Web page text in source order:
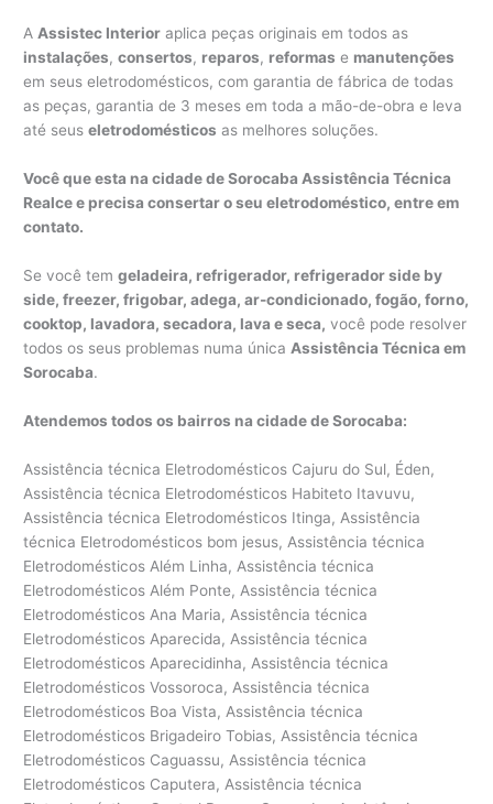
AAssistec Interior aplica peças originais em todos as
instalações,consertos, reparos, reformas e manutenções
em seus eletrodomésticos, com garantia de fábrica de todas
as peças, garantia de 3 meses em toda a mão-de-obra e leva
até seuseletrodomésticos as melhores soluções.
Você que esta na cidade de Sorocaba Assistência Técnica
Realce e precisa consertar o seu eletrodoméstico, entre em
contato.
Se você temgeladeira, refrigerador, refrigerador side by
side, freezer, frigobar, adega, ar-condicionado, fogão, forno,
cooktop, lavadora, secadora, lava e seca, você pode resolver
todos os seus problemas numa única Assistência Técnica em
Sorocaba.
Atendemos todos os bairros na cidade de Sorocaba:
Assistência técnica Eletrodomésticos Cajuru do Sul, Éden, Assistência técnica Eletrodomésticos Habiteto Itavuvu, Assistência técnica Eletrodomésticos Itinga, Assistência técnica Eletrodomésticos bom jesus, Assistência técnica Eletrodomésticos Além Linha, Assistência técnica Eletrodomésticos Além Ponte, Assistência técnica Eletrodomésticos Ana Maria, Assistência técnica Eletrodomésticos Aparecida, Assistência técnica Eletrodomésticos Aparecidinha, Assistência técnica Eletrodomésticos Vossoroca, Assistência técnica Eletrodomésticos Boa Vista, Assistência técnica Eletrodomésticos Brigadeiro Tobias, Assistência técnica Eletrodomésticos Caguassu, Assistência técnica Eletrodomésticos Caputera, Assistência técnica Eletrodomésticos Central Parque Sorocaba, Assistência técnica Eletrodomésticos Centro, Assistência técnica Eletrodomésticos Chácara Três Marias, Assistência técnica Eletrodomésticos Chácaras Reunidas São Jorge, Assistência técnica Eletrodomésticos Cidade Jardim, Assistência técnica Eletrodomésticos Condomínio Golden Park Residence, Assistência técnica Eletrodomésticos Condomínio Residencial Village D’Avignon, Assistência técnica Eletrodomésticos Condomínio Residencial Village Vert, Assistência técnica Eletrodomésticos Conjunto Habitacional Doutor Ulisses Guimarães, Assistência técnica Eletrodomésticos Conjunto Habitacional Herbert de Souza, Assistência técnica Eletrodomésticos Conjunto Habitacional Júlio de Mesquita Filho, Assistência técnica Eletrodomésticos Conjunto Habitacional Professor Benedicto Cleto, Assistência técnica Eletrodomésticos Conjunto Residencial Jardim Villagio Torino, Assistência técnica Eletrodomésticos Granja Olga I, Assistência técnica Eletrodomésticos Granja Olga II, Assistência técnica Eletrodomésticos Granja Olga III, Assistência técnica Eletrodomésticos Habiteto – Ana Paula Eleutério, Assistência técnica Eletrodomésticos Horto Florestal, Assistência técnica Eletrodomésticos Ibiti Royal Park, Assistência técnica Eletrodomésticos Inhayba, Assistência técnica Eletrodomésticos Ipanema das Pedras, Assistência técnica Eletrodomésticos Ipanema do Meio, Assistência técnica Eletrodomésticos Ipanema Ville, Assistência técnica Eletrodomésticos Ipatinga, Assistência técnica Eletrodomésticos Ipiranga, Assistência técnica Eletrodomésticos Iporanga, Assistência técnica Eletrodomésticos Itavuvu, Assistência técnica Eletrodomésticos Jardim Abaeté, Assistência técnica Eletrodomésticos Jardim Abatiá, Assistência técnica Eletrodomésticos Jardim Aeroporto, Assistência técnica Eletrodomésticos Jardim Alegria, Assistência técnica Eletrodomésticos Jardim Alpes de Sorocaba, Assistência técnica Eletrodomésticos Jardim Altos do Itavuvu, Assistência técnica Eletrodomésticos Jardim Alvorada, Assistência técnica Eletrodomésticos Jardim Amalia, Assistência técnica Eletrodomésticos Jardim América, Assistência técnica Eletrodomésticos Jardim Americano, Assistência técnica Eletrodomésticos Jardim Ana Maria, Assistência técnica Eletrodomésticos Jardim Astro, Assistência técnica Eletrodomésticos Jardim Atílio Silvano, Assistência técnica Eletrodomésticos Jardim Avore Pilungo, Assistência técnica Eletrodomésticos Jardim Bandeirantes, Assistência técnica Eletrodomésticos Jardim Bertanha, Assistência técnica Eletrodomésticos Jardim Betânia, Assistência técnica Eletrodomésticos Jardim Boa Esperança, Assistência técnica Eletrodomésticos Jardim Bonsucesso, Assistência técnica Eletrodomésticos Jardim Botucatu, Assistência técnica Eletrodomésticos Jardim Brasilândia, Assistência técnica Eletrodomésticos Jardim Califórnia, Assistência técnica Eletrodomésticos Jardim Camila, Assistência técnica Eletrodomésticos Jardim Campos do Conde II, Assistência técnica Eletrodomésticos Jardim Capitão, Assistência técnica Eletrodomésticos Jardim Carolina, Assistência técnica Eletrodomésticos Jardim Casa Branca, Assistência técnica Eletrodomésticos Jardim Celeste, Assistência técnica Eletrodomésticos Jardim Constantino Matucci, Assistência técnica Eletrodomésticos Jardim Copaíba, Assistência técnica Eletrodomésticos Jardim Cruzeiro do Sul, Assistência técnica Eletrodomésticos Jardim das Acácias, Assistência técnica Eletrodomésticos Jardim das Azaléias, Assistência técnica Eletrodomésticos Jardim das Estrelas, Assistência técnica Eletrodomésticos Jardim das Flores, Assistência técnica Eletrodomésticos Jardim das Magnólias, Assistência técnica Eletrodomésticos Jardim do Carmo, Assistência técnica Eletrodomésticos Jardim do Paço, Assistência técnica Eletrodomésticos Jardim do Sol, Assistência técnica Eletrodomésticos Jardim Dois Corações, Assistência técnica Eletrodomésticos Jardim dos Estados, Assistência técnica Eletrodomésticos Jardim dos Pássaros, Assistência técnica Eletrodomésticos Jardim Eden Ville, Assistência técnica Eletrodomésticos Jardim Edgar Marques, Assistência técnica Eletrodomésticos Jardim Eliana, Assistência técnica Eletrodomésticos Jardim Eltonville, Assistência técnica Eletrodomésticos Jardim Embaixador, Assistência técnica Eletrodomésticos Jardim Emília, Assistência técnica Eletrodomésticos Jardim Eucalíptos, Assistência técnica Eletrodomésticos Jardim Europa, Assistência técnica Eletrodomésticos Jardim Excelsior, Assistência técnica Eletrodomésticos Jardim Faculdade, Assistência técnica Eletrodomésticos Jardim Ferreira, Assistência técnica Eletrodomésticos Jardim Flamboyant, Assistência técnica Eletrodomésticos Jardim Francini, Assistência técnica Eletrodomésticos Jardim Germiniani, Assistência técnica Eletrodomésticos Jardim Golden Park Residencial, Assistência técnica Eletrodomésticos Jardim Gonçalves, Assistência técnica Eletrodomésticos Jardim Gramados de Sorocaba, Assistência técnica Eletrodomésticos Jardim Guadalajara, Assistência técnica Eletrodomésticos Jardim Guadalupe, Assistência técnica Eletrodomésticos Jardim Guaíba, Assistência técnica Eletrodomésticos Jardim Guarujá, Assistência técnica Eletrodomésticos Jardim Gutierres, Assistência técnica Eletrodomésticos Jardim Harmonia, Assistência técnica Eletrodomésticos Jardim Helena Cristina, Assistência técnica Eletrodomésticos Jardim Henrique, Assistência técnica Eletrodomésticos Assistência técnica Eletrodomésticos Jardim Horizonte, Assistência técnica Eletrodomésticos Jardim Humberto de Campos, Assistência técnica Eletrodomésticos Jardim Hungares, Assistência técnica Eletrodomésticos Jardim Ibiti do Paço, Assistência técnica Eletrodomésticos Jardim Imperial, Assistência técnica Eletrodomésticos Jardim Ipanema, Assistência técnica Eletrodomésticos Jardim Ipê, Assistência técnica Eletrodomésticos Jardim Isaura, Assistência técnica Eletrodomésticos Jardim Itália, Assistência técnica Eletrodomésticos Jardim Itanguá, Assistência técnica Eletrodomésticos Jardim Itapemirim, Assistência técnica Eletrodomésticos Assistência técnica Eletrodomésticos Jardim Itapuã, Assistência técnica Eletrodomésticos Jardim J S Carvalho, Assistência técnica Eletrodomésticos Jardim Jatobá, Assistência técnica Eletrodomésticos Jardim Josane, Assistência técnica Eletrodomésticos Jardim Judith, Assistência técnica Eletrodomésticos Jardim Juliana, Assistência técnica Eletrodomésticos Jardim Leandro Dromani, Assistência técnica Eletrodomésticos Jardim Leocádia, Assistência técnica Eletrodomésticos Jardim Liberdade, Assistência técnica Eletrodomésticos Jardim Los Angeles, Assistência técnica Eletrodomésticos Jardim Luciana Maria, Assistência técnica Eletrodomésticos Jardim Marcelo Augusto, Assistência técnica Eletrodomésticos Jardim Marco Antônio, Assistência técnica Eletrodomésticos Jardim Maria Antônia Prado, Assistência técnica Eletrodomésticos Jardim Maria Cristina, Assistência técnica Eletrodomésticos Jardim Maria do Carmo, Assistência técnica Eletrodomésticos Jardim Maria Elvira, Assistência técnica Eletrodomésticos Jardim Maria Eugênia, Assistência técnica Eletrodomésticos Jardim Marnilda, Assistência técnica Eletrodomésticos Jardim Millenium, Assistência técnica Eletrodomésticos Jardim Monte Hey, Assistência técnica Eletrodomésticos Jardim Monteiro, Assistência técnica Eletrodomésticos Jardim Monterrey, Assistência técnica Eletrodomésticos Jardim Montevidéo, Assistência técnica Eletrodomésticos Jardim Montreal, Assistência técnica Eletrodomésticos Jardim Morumbi, Assistência técnica Eletrodomésticos Jardim Nair, Assistência técnica Eletrodomésticos Jardim Nápoli, Assistência técnica Eletrodomésticos Jardim Nilton Torres, Assistência técnica Eletrodomésticos Jardim Nogueira, Assistência técnica Eletrodomésticos Jardim Nova Aparecidinha, Assistência técnica Eletrodomésticos Jardim Nova Esperança, Assistência técnica Eletrodomésticos Jardim Nova Ipanema, Assistência técnica Eletrodomésticos Jardim Nova Manchester, Assistência técnica Eletrodomésticos Jardim Novo Eldorado, Assistência técnica Eletrodomésticos Jardim Novo Horizonte, Assistência técnica Eletrodomésticos Jardim Novo Mundo, Assistência técnica Eletrodomésticos Jardim Pacaembu, Assistência técnica Eletrodomésticos Jardim Pagliato, Assistência técnica Eletrodomésticos Jardim Parada do Alto, Assistência técnica Eletrodomésticos Jardim Paraíso, Assistência técnica Eletrodomésticos Jardim Paraná, Assistência técnica Eletrodomésticos Jardim Paulista, Assistência técnica Eletrodomésticos Jardim Paulistano, Assistência técnica Eletrodomésticos Jardim Piazza di Roma, Assistência técnica Eletrodomésticos Jardim Piazza Di Roma II, Assistência técnica Eletrodomésticos Jardim Piratininga, Assistência técnica Eletrodomésticos Jardim Pires de Mello, Assistência técnica Eletrodomésticos Jardim Pitangui, Assistência técnica Eletrodomésticos Jardim Planalto, Assistência técnica Eletrodomésticos Jardim Portal da Colina, Assistência técnica Eletrodomésticos Jardim Portal da Primavera, Assistência técnica Eletrodomésticos Jardim Portal do Itavuvu, Assistência técnica Eletrodomésticos Jardim Portobello, Assistência técnica Eletrodomésticos Jardim Portugal, Assistência técnica Eletrodomésticos Jardim Prestes de Barros, Assistência técnica Eletrodom